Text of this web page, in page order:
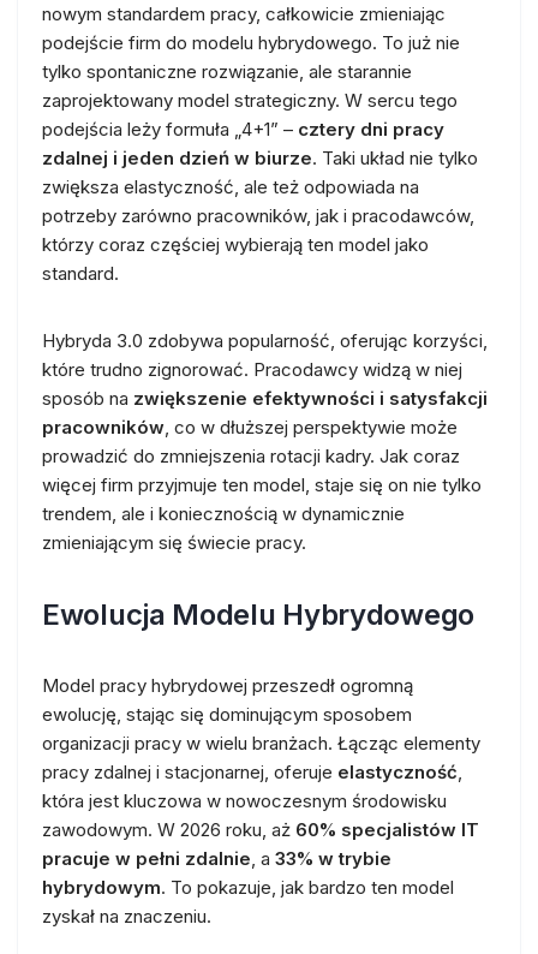
nowym standardem pracy, całkowicie zmieniając
podejście firm do modelu hybrydowego. To już nie
tylko spontaniczne rozwiązanie, ale starannie
zaprojektowany model strategiczny. W sercu tego
podejścia leży formuła „4+1” – cztery dni pracy
zdalnej i jeden dzień w biurze. Taki układ nie tylko
zwiększa elastyczność, ale też odpowiada na
potrzeby zarówno pracowników, jak i pracodawców,
którzy coraz częściej wybierają ten model jako
standard.
Hybryda 3.0 zdobywa popularność, oferując korzyści,
które trudno zignorować. Pracodawcy widzą w niej
sposób na zwiększenie efektywności i satysfakcji
pracowników, co w dłuższej perspektywie może
prowadzić do zmniejszenia rotacji kadry. Jak coraz
więcej firm przyjmuje ten model, staje się on nie tylko
trendem, ale i koniecznością w dynamicznie
zmieniającym się świecie pracy.
Ewolucja Modelu Hybrydowego
Model pracy hybrydowej przeszedł ogromną
ewolucję, stając się dominującym sposobem
organizacji pracy w wielu branżach. Łącząc elementy
pracy zdalnej i stacjonarnej, oferuje elastyczność,
która jest kluczowa w nowoczesnym środowisku
zawodowym. W 2026 roku, aż 60% specjalistów IT
pracuje w pełni zdalnie, a 33% w trybie
hybrydowym. To pokazuje, jak bardzo ten model
zyskał na znaczeniu.